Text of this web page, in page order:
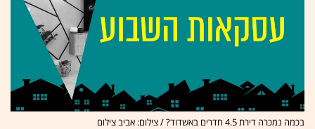
בכמה נמכרה דירת 4.5 חדרים באשדוד? / צילום: אביב צילום